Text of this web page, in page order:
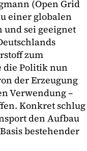
(Open Grid
einer globalen
sei geeignet
zum
die Politik nun
der Erzeugung
Verwendung –
Konkret schlug
den Aufbau
bestehender